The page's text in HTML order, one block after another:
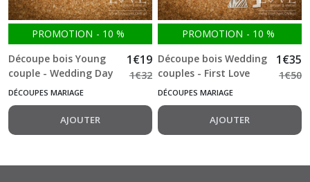
PROMOTION - 10 %
Découpe bois Young
couple - Wedding Day
2 - 361
1€19
1€32
DÉCOUPES MARIAGE
AJOUTER
PROMOTION - 10 %
Découpe bois Wedding
couples - First Love
-984-
1€35
1€50
DÉCOUPES MARIAGE
AJOUTER